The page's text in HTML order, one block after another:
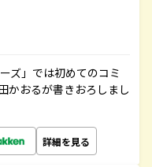
ズ」では初めてのコミ
かおるが書きおろしまし
詳細を見る